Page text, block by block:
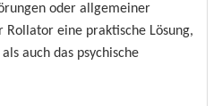
oder allgemeiner
Rollator eine praktische Lösung,
auch das psychische